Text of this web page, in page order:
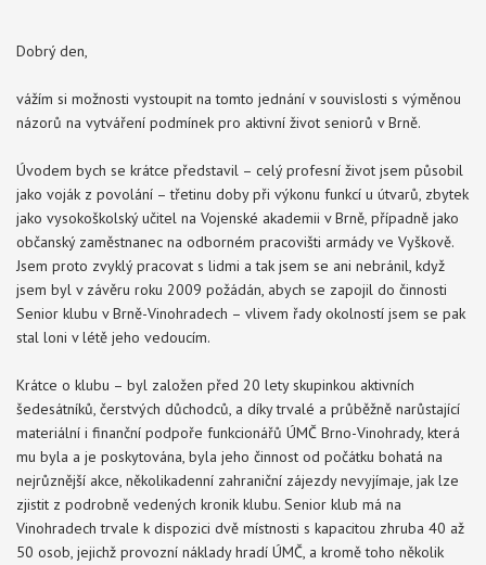
Dobrý den,
vážím si možnosti vystoupit na tomto jednání v souvislosti s výměnou
názorů na vytváření podmínek pro aktivní život seniorů v Brně.
Úvodem bych se krátce představil – celý profesní život jsem působil
jako voják z povolání – třetinu doby při výkonu funkcí u útvarů, zbytek
jako vysokoškolský učitel na Vojenské akademii v Brně, případně jako
občanský zaměstnanec na odborném pracovišti armády ve Vyškově.
Jsem proto zvyklý pracovat s lidmi a tak jsem se ani nebránil, když
jsem byl v závěru roku 2009 požádán, abych se zapojil do činnosti
Senior klubu v Brně-Vinohradech – vlivem řady okolností jsem se pak
stal loni v létě jeho vedoucím.
Krátce o klubu – byl založen před 20 lety skupinkou aktivních
šedesátníků, čerstvých důchodců, a díky trvalé a průběžně narůstající
materiální i finanční podpoře funkcionářů ÚMČ Brno-Vinohrady, která
mu byla a je poskytována, byla jeho činnost od počátku bohatá na
nejrůznější akce, několikadenní zahraniční zájezdy nevyjímaje, jak lze
zjistit z podrobně vedených kronik klubu. Senior klub má na
Vinohradech trvale k dispozici dvě místnosti s kapacitou zhruba 40 až
50 osob, jejichž provozní náklady hradí ÚMČ, a kromě toho několik